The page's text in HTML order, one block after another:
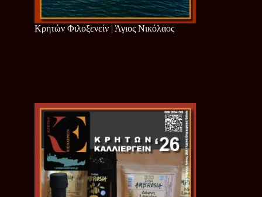
Κρητών Φιλοξενείν | Άγιος Νικόλαος